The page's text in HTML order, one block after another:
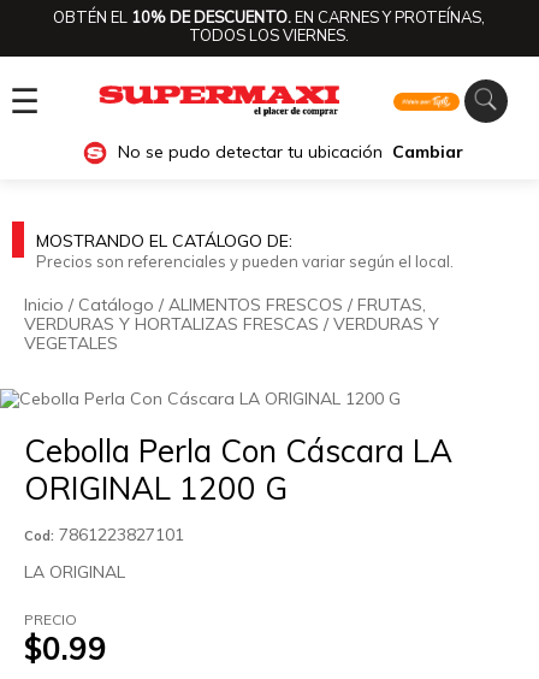
OBTÉN EL 10% DE DESCUENTO.EN CARNES Y PROTEÍNAS,
TODOS LOS VIERNES.
☰
No se pudo detectar tu ubicación Cambiar
MOSTRANDO EL CATÁLOGO DE:
Precios son referenciales y pueden variar según el local.
Inicio / Catálogo /ALIMENTOS FRESCOS / FRUTAS,
VERDURAS Y HORTALIZAS FRESCAS /VERDURAS Y
VEGETALES
Cebolla Perla Con Cáscara LA
ORIGINAL 1200 G
Cod: 7861223827101
LA ORIGINAL
PRECIO
$0.99